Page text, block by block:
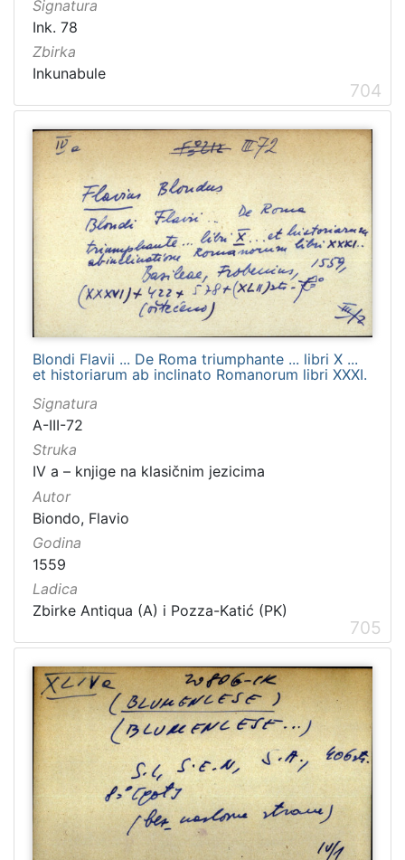
Signatura
Ink. 78
Zbirka
Inkunabule
704
Blondi Flavii ... De Roma triumphante ... libri X ...
et historiarum ab inclinato Romanorum libri XXXI.
Signatura
A-III-72
Struka
IV a – knjige na klasičnim jezicima
Autor
Biondo, Flavio
Godina
1559
Ladica
Zbirke Antiqua (A) i Pozza-Katić (PK)
705